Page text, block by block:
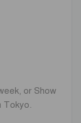
or Show
Tokyo.